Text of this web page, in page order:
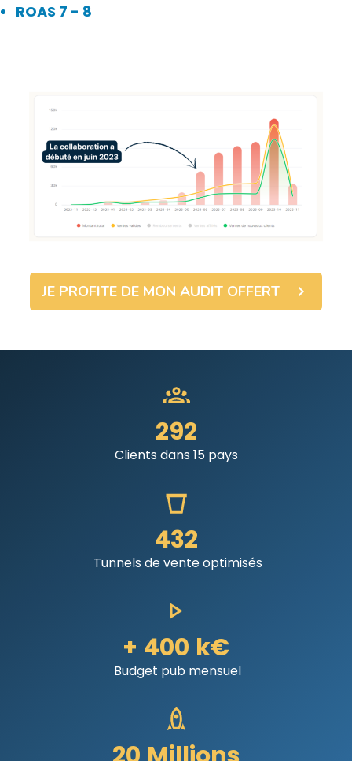
ROAS 7 - 8
JE PROFITE DE MON AUDIT OFFERT
292
Clients dans 15 pays
432
Tunnels de vente optimisés
+ 400 k€
Budget pub mensuel